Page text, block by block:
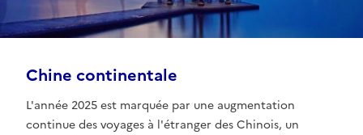
Chine continentale
L'année 2025 est marquée par une augmentation
continue des voyages à l'étranger des Chinois, un